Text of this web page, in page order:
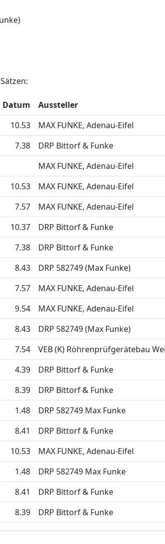
Datum Aussteller
10.53 MAX FUNKE, Adenau-Eifel
7.38 DRP Bittorf & Funke
MAX FUNKE, Adenau-Eifel
10.53 MAX FUNKE, Adenau-Eifel
7.57 MAX FUNKE, Adenau-Eifel
10.37 DRP Bittorf & Funke
7.38 DRP Bittorf & Funke
8.43 DRP 582749 (Max Funke)
7.57 MAX FUNKE, Adenau-Eifel
9.54 MAX FUNKE, Adenau-Eifel
8.43 DRP 582749 (Max Funke)
7.54 VEB (K) Röhrenprüfgerätebau
4.39 DRP Bittorf & Funke
8.39 DRP Bittorf & Funke
1.48 DRP 582749 Max Funke
8.41 DRP Bittorf & Funke
10.53 MAX FUNKE, Adenau-Eifel
1.48 DRP 582749 Max Funke
8.41 DRP Bittorf & Funke
8.39 DRP Bittorf & Funke